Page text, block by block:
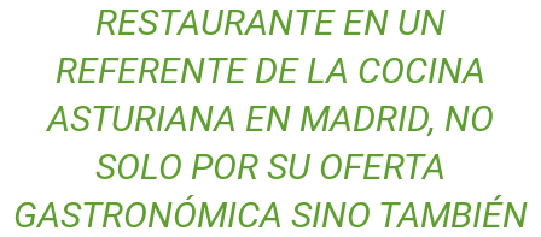
RESTAURANTE EN UN
REFERENTE DE LA COCINA
ASTURIANA EN MADRID, NO
SOLO POR SU OFERTA
GASTRONÓMICA SINO TAMBIÉN